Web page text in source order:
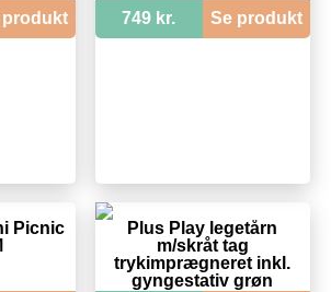
produkt 749 kr. Se produkt
Picnic
Plus Play legetårn
m/skråt tag
trykimprægneret inkl.
gyngestativ grøn